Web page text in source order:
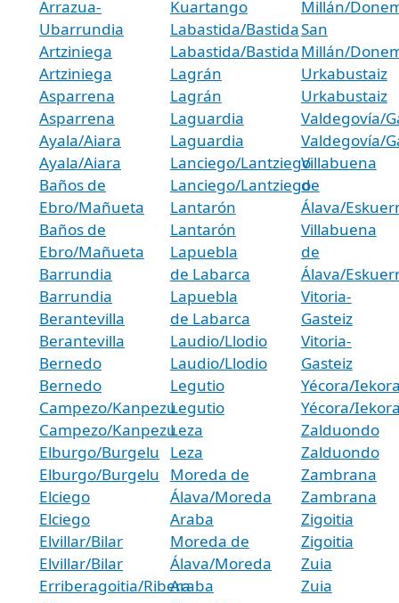
Arrazua-
Ubarrundia
Artziniega
Artziniega
Asparrena
Asparrena
Ayala/Aiara
Ayala/Aiara
Baños de
Ebro/Mañueta
Baños de
Ebro/Mañueta
Barrundia
Barrundia
Berantevilla
Berantevilla
Bernedo
Bernedo
Campezo/Kanpezu
Campezo/Kanpezu
Elburgo/Burgelu
Elburgo/Burgelu
Elciego
Elciego
Elvillar/Bilar
Elvillar/Bilar
Erriberagoitia/Ribera
Kuartango
Labastida/Bastida
Labastida/Bastida
Lagrán
Lagrán
Laguardia
Laguardia
Lanciego/Lantziego
Lanciego/Lantziego
Lantarón
Lantarón
Lapuebla
de Labarca
Lapuebla
de Labarca
Laudio/Llodio
Laudio/Llodio
Legutio
Legutio
Leza
Leza
Moreda de
Álava/Moreda
Araba
Moreda de
Álava/Moreda
Araba
Millán/
San
Millán/
Urkabustaiz
Urkabustaiz
Valdegovía/
Valdegovía/
Villabuena
de
Álava/
Villabuena
de
Álava/
Vitoria-
Gasteiz
Vitoria-
Gasteiz
Yécora/
Yécora/
Zalduondo
Zalduondo
Zambrana
Zambrana
Zigoitia
Zigoitia
Zuia
Zuia